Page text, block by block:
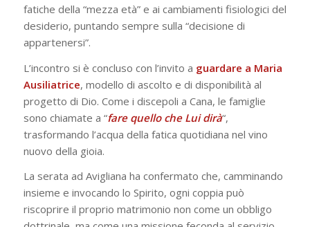
fatiche della “mezza età” e ai cambiamenti fisiologici del
desiderio, puntando sempre sulla “decisione di
appartenersi”.
L’incontro si è concluso con l’invito a guardare a Maria
Ausiliatrice, modello di ascolto e di disponibilità al
progetto di Dio. Come i discepoli a Cana, le famiglie
sono chiamate a “fare quello che Lui dirà“,
trasformando l’acqua della fatica quotidiana nel vino
nuovo della gioia.
La serata ad Avigliana ha confermato che, camminando
insieme e invocando lo Spirito, ogni coppia può
riscoprire il proprio matrimonio non come un obbligo